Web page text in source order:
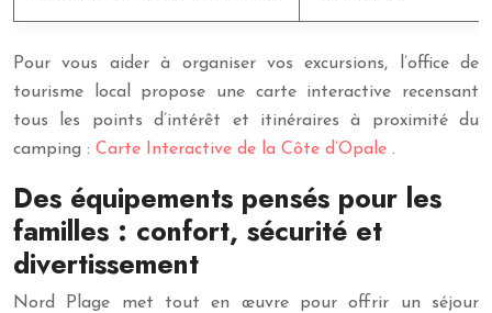
Pour vous aider à organiser vos excursions, l’office de
tourisme local propose une carte interactive recensant
tous les points d’intérêt et itinéraires à proximité du
camping : Carte Interactive de la Côte d’Opale .
Des équipements pensés pour les
familles : confort, sécurité et
divertissement
Nord Plage met tout en œuvre pour offrir un séjour